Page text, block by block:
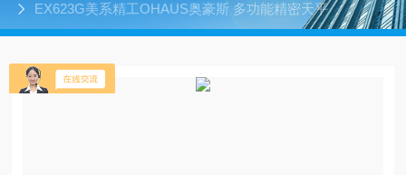
EX623G美系精工OHAUS奥豪斯 多功能精密天平